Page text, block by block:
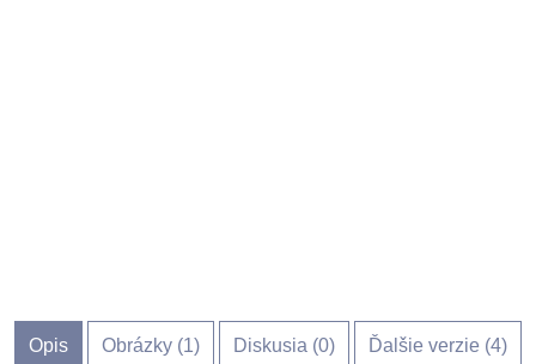
Opis Obrázky (1) Diskusia (0) Ďalšie verzie (4)